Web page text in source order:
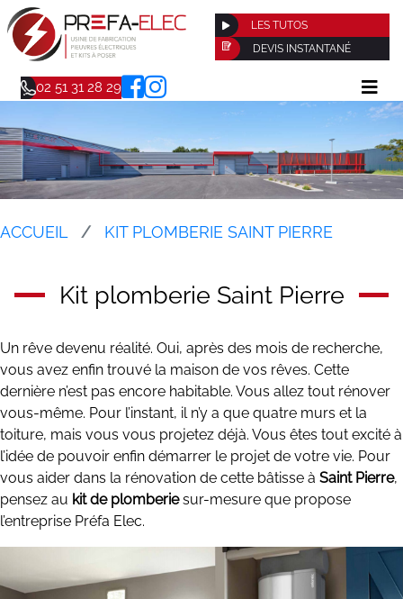
LES TUTOS
DEVIS INSTANTANÉ
02 51 31 28 29
ACCUEIL KIT PLOMBERIE SAINT PIERRE
Kit plomberie Saint Pierre
Un rêve devenu réalité. Oui, après des mois de recherche,
vous avez enfin trouvé la maison de vos rêves. Cette
dernière n’est pas encore habitable. Vous allez tout rénover
vous-même. Pour l’instant, il n’y a que quatre murs et la
toiture, mais vous vous projetez déjà. Vous êtes tout excité à
l’idée de pouvoir enfin démarrer le projet de votre vie. Pour
vous aider dans la rénovation de cette bâtisse à Saint Pierre,
pensez au kit de plomberiesur-mesure que propose
l’entreprise Préfa Elec.